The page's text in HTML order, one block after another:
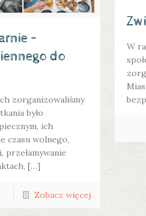
–
do
zorganizowaliśmy
było
ich
czasu wolnego,
przełamywanie
[…]
Zobacz więcej
W